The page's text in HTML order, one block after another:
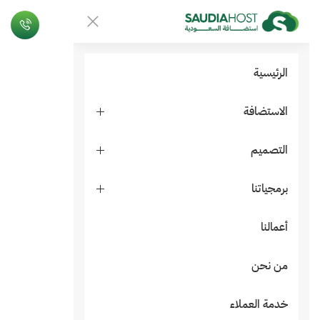
الرئيسية
الاستضافة
التصميم
برمجياتنا
أعمالنا
من نحن
خدمة العملاء